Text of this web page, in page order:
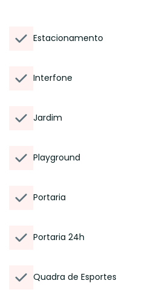
Estacionamento
Interfone
Jardim
Playground
Portaria
Portaria 24h
Quadra de Esportes